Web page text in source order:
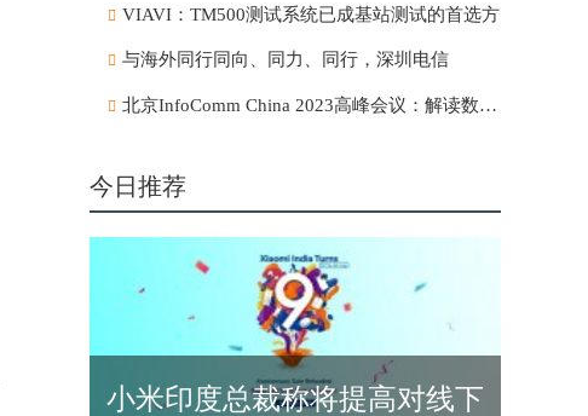
VIAVI：TM500测试系统已成基站测试的首选方
与海外同行同向、同力、同行，深圳电信
北京InfoComm China 2023高峰会议：解读数字市
今日推荐
小米印度总裁称将提高对线下